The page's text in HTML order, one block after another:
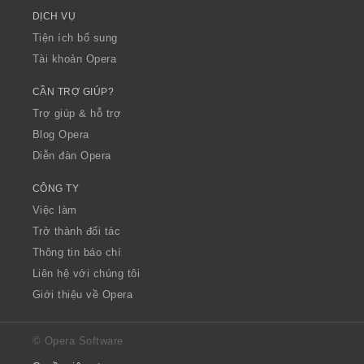
DỊCH VỤ
Tiện ích bổ sung
Tài khoản Opera
CẦN TRỢ GIÚP?
Trợ giúp & hỗ trợ
Blog Opera
Diễn đàn Opera
CÔNG TY
Việc làm
Trở thành đối tác
Thông tin báo chí
Liên hệ với chúng tôi
Giới thiệu về Opera
© Opera Software